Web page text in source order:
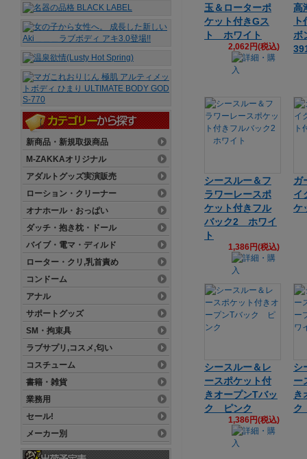
玉＆ローターポ
ケット付きGス
ト ホワイト
2,062円(税込)
高
ボ
シースルー＆フ
ラワーレースポ
ケット付きフル
バック2 ホワイ
ト
1,386円(税込)
ガ
イ
ケ
シースルー＆レ
ースポケット付
きオープンTバッ
ク ピンク
1,386円(税込)
シ
ー
き
ク
新商品・新規取扱商品
M-ZAKKAオリジナル
アダルトグッズ実演販売
ローション・クリーナー
オナホール・おっぱい
ダッチ・抱き枕・ドール
バイブ・電マ・ディルド
ローター・クリ,乳首責め
コンドーム
アナル
サポートグッズ
SM・拘束具
ラブサプリ,コスメ,匂い
コスチューム
書籍・雑貨
業務用
セール!
メーカー別